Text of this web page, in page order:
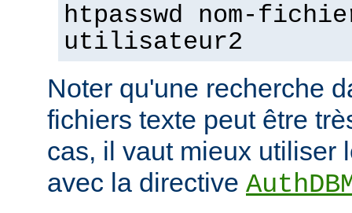
htpasswd nom-
utilisateur2
Noter qu'une recherche
fichiers texte peut être
cas, il vaut mieux utiliser
avec la directive